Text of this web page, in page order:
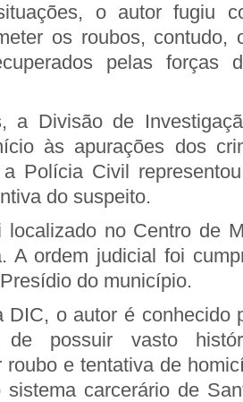
o autor fugiu
os roubos, contudo,
pelas forças
a Divisão de
às apurações dos
Polícia Civil
do suspeito.
localizado no Centro de
A ordem judicial foi
do município.
DIC, o autor é conhecido
de possuir vasto
roubo e tentativa de
sistema carcerário de